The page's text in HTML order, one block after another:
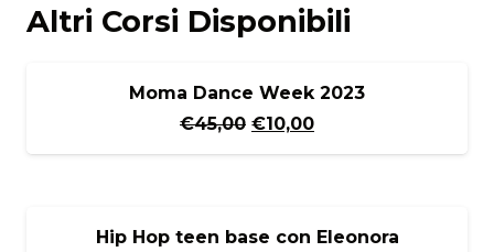
Altri Corsi Disponibili
IN OFFERTA!Moma Dance Week 2023
€45,00 Il
€10,00Il
Hip Hop teen base con Eleonora